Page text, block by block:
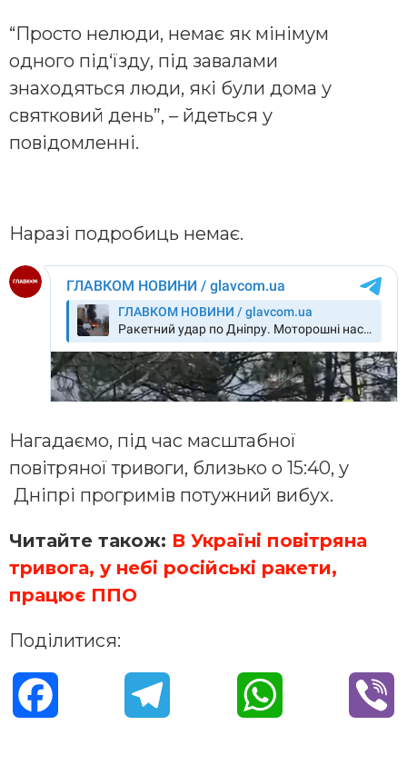
“Просто нелюди, немає як мінімум
одного під‘їзду, під завалами
знаходяться люди, які були дома у
святковий день”, – йдеться у
повідомленні.
Наразі подробиць немає.
Нагадаємо, під час масштабної
повітряної тривоги, близько о 15:40, у
Дніпрі прогримів потужний вибух.
Читайте також: В Україні повітряна
тривога, у небі російські ракети,
працює ППО
Поділитися: